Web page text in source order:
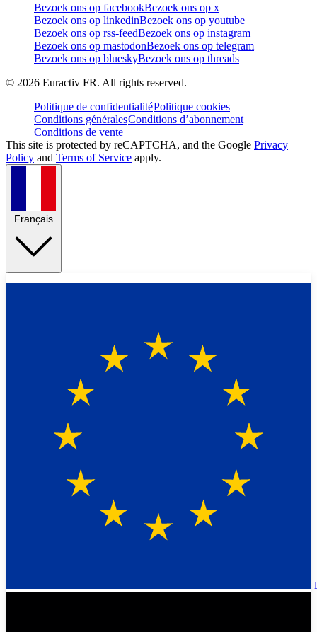
Bezoek ons op facebookBezoek ons op x
Bezoek ons op linkedinBezoek ons op youtube
Bezoek ons op rss-feedBezoek ons op instagram
Bezoek ons op mastodonBezoek ons op telegram
Bezoek ons op blueskyBezoek ons op threads
© 2026 Euractiv FR. All rights reserved.
Politique de confidentialitéPolitique cookies
Conditions généralesConditions d’abonnement
Conditions de vente
This site is protected by reCAPTCHA, and the Google Privacy
Policy and Terms of Service apply.
Français